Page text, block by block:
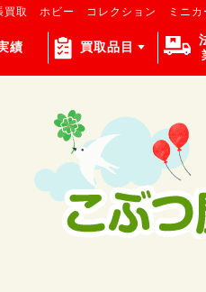
取 ホビー コレクション ミニカ
績 買取品目